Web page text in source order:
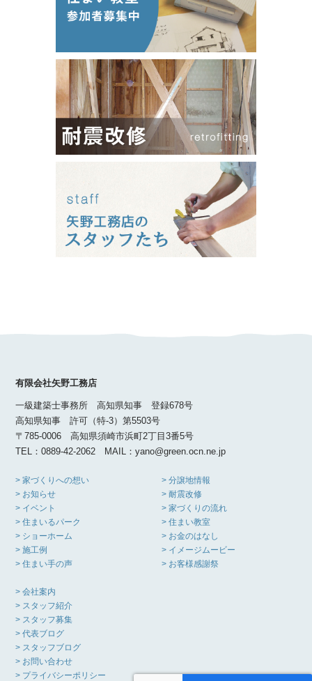
有限会社矢野工務店
一級建築士事務所 高知県知事 登録678号
高知県知事 許可（特-3）第5503号
〒785-0006 高知県須崎市浜町2丁目3番5号
TEL：0889-42-2062 MAIL：yano@green.ocn.ne.jp
> 家づくりへの想い
> お知らせ
> イベント
> 住まいるパーク
> ショーホーム
> 施工例
> 住まい手の声
> 分譲地情報
> 耐震改修
> 家づくりの流れ
> 住まい教室
> お金のはなし
> イメージムービー
> お客様感謝祭
> 会社案内
> スタッフ紹介
> スタッフ募集
> 代表ブログ
> スタッフブログ
> お問い合わせ
> プライバシーポリシー